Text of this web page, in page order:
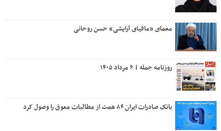
معمای «مافیای آرایشی» حسن روحانی
روزنامه جمله | ۶ مرداد ۱۴۰۵
بانک صادرات ایران ۸۴ همت از مطالبات معوق را وصول کرد